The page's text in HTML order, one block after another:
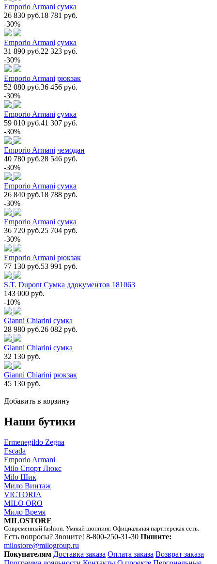
Emporio Armani сумка
26 830 руб.18 781 руб.
-30%
Emporio Armani сумка
31 890 руб.22 323 руб.
-30%
Emporio Armani рюкзак
52 080 руб.36 456 руб.
-30%
Emporio Armani сумка
59 010 руб.41 307 руб.
-30%
Emporio Armani чемодан
40 780 руб.28 546 руб.
-30%
Emporio Armani сумка
26 840 руб.18 788 руб.
-30%
Emporio Armani сумка
36 720 руб.25 704 руб.
-30%
Emporio Armani рюкзак
77 130 руб.53 991 руб.
S.T. Dupont Сумка ддокументов 181063
143 000 руб.
-10%
Gianni Chiarini сумка
28 980 руб.26 082 руб.
Gianni Chiarini сумка
32 130 руб.
Gianni Chiarini рюкзак
45 130 руб.
Добавить в корзину
Наши бутики
Ermenegildo Zegna
Escada
Emporio Armani
Milo Спорт Люкс
Milo Шик
Мило Винтаж
VICTORIA
MILO ORO
Мило Время
MILOSTORE
Современный fashion. Умный шоппинг. Официальная партнерская сеть.
Есть вопросы? Звоните! 8-800-250-31-30 Пишите:
milostore@milogroup.ru
Покупателям Доставка заказа Оплата заказа Возврат заказа